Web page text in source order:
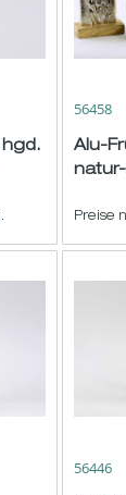
hgd.
56458
Alu-
natur-
Preise
56446